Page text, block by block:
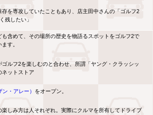
を専攻していたこともあり、店主田中さんの「ゴルフ2
残したい」
含めて、その場所の歴史を物語るスポットをゴルフ2で
す。
ルフ2を楽しむのと合わせ、所謂「ヤング・クラッシッ
ネットストア
ン・アレー） をオープン。
しみ方は人それぞれ。実際にクルマを所有してドライブ